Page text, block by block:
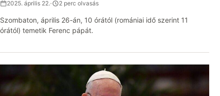
2025. április 22.· 2 perc olvasás
Szombaton, április 26-án, 10 órától (romániai idő szerint 11
órától) temetik Ferenc pápát.